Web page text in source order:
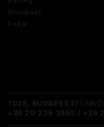
Groupset
Pedál
1039, BUDAPEST
+36 20 229 3950 / +36